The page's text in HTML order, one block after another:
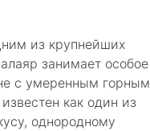
из крупнейших
занимает особое
с умеренным горным
как один из
однородному